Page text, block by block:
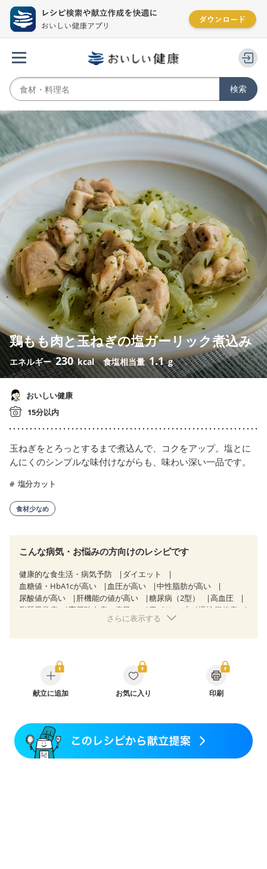
鶏もも肉と玉ねぎの塩ガーリック煮込み
エネルギー230 kcal 食塩相当量1.1 g
おいしい健康
15分以内
玉ねぎをとろっとするまで煮込んで、コクをアップ。塩とに
んにくのシンプルな味付けながらも、味わい深い一品です。
塩分カット
食材少なめ
こんな病気・お悩みの方向けのレシピです
健康的な食生活・病気予防
ダイエット
血糖値・HbA1cが高い
血圧が高い
中性脂肪が高い
尿酸値が高い
肝機能の値が高い 糖尿病（2型）
高血圧
脂質異常症
高尿酸血症（痛風） 胃ポリープ
慢性便秘症
睡眠時無呼吸症候群
乳がん（放射線治療中）
乳がん治療を終えた方・経過観察中の方など
飲み込みにくい
食欲がない 消化不良
妊娠中(初期)
妊婦健診・血糖値が気になる（初期）
妊娠糖尿病(初期)
産後（母乳）
産後（混合栄養）
産後（ミルク）
さらに表示する
献立に追加 お気に入り 印刷